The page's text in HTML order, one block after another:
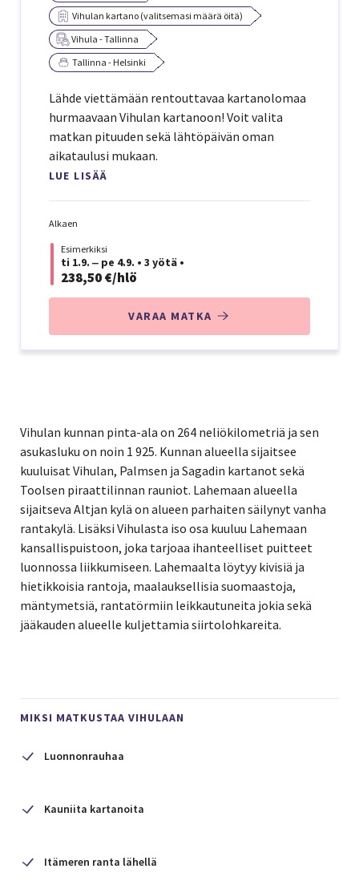
Vihulan kartano (valitsemasi määrä öitä)
Vihula - Tallinna
Tallinna - Helsinki
Lähde viettämään rentouttavaa kartanolomaa
hurmaavaan Vihulan kartanoon! Voit valita
matkan pituuden sekä lähtöpäivän oman
aikataulusi mukaan.
LUE LISÄÄ
Alkaen
Esimerkiksi
ti 1.9. ‒ pe 4.9. • 3 yötä •
238,50 €/hlö
VARAA MATKA
Vihulan kunnan pinta-ala on 264 neliökilometriä ja sen
asukasluku on noin 1 925. Kunnan alueella sijaitsee
kuuluisat Vihulan, Palmsen ja Sagadin kartanot sekä
Toolsen piraattilinnan rauniot. Lahemaan alueella
sijaitseva Altjan kylä on alueen parhaiten säilynyt vanha
rantakylä. Lisäksi Vihulasta iso osa kuuluu Lahemaan
kansallispuistoon, joka tarjoaa ihanteelliset puitteet
luonnossa liikkumiseen. Lahemaalta löytyy kivisiä ja
hietikkoisia rantoja, maalauksellisia suomaastoja,
mäntymetsiä, rantatörmiin leikkautuneita jokia sekä
jääkauden alueelle kuljettamia siirtolohkareita.
MIKSI MATKUSTAA VIHULAAN
Luonnonrauhaa
Kauniita kartanoita
Itämeren ranta lähellä